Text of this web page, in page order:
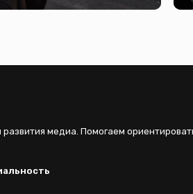
лайков
медиа. Помогаем